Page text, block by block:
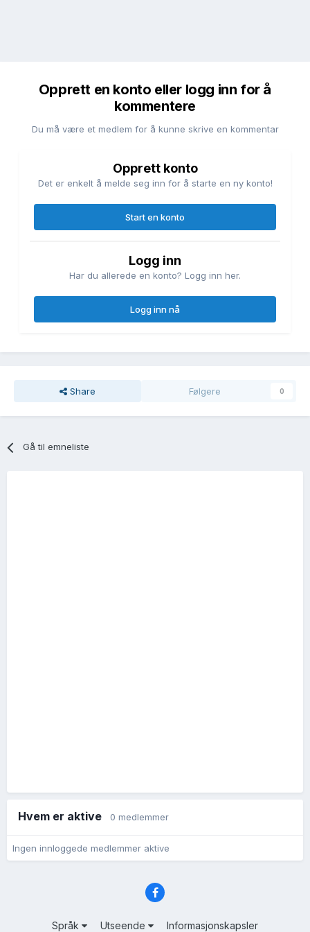
Opprett en konto eller logg inn for å
kommentere
Du må være et medlem for å kunne skrive en kommentar
Opprett konto
Det er enkelt å melde seg inn for å starte en ny konto!
Start en konto
Logg inn
Har du allerede en konto? Logg inn her.
Logg inn nå
Share Følgere 0
Gå til emneliste
Hvem er aktive 0 medlemmer
Ingen innloggede medlemmer aktive
Språk Utseende Informasjonskapsler